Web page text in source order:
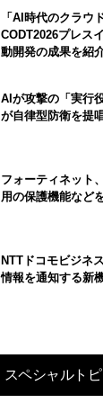
「AI時代のクラ
CODT2026プレス
動開発の成果を紹
AIが攻撃の「実行
が自律型防衛を提
フォーティネット
用の保護機能など
NTTドコモビジネ
情報を通知する新
スペシャルト